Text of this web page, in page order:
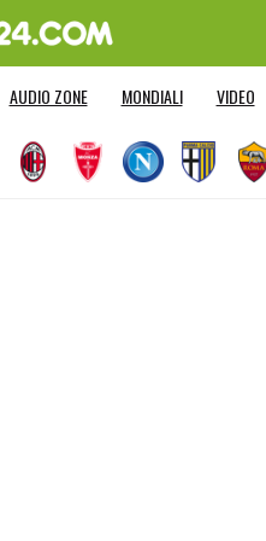
AUDIO ZONE MONDIALI VIDEO